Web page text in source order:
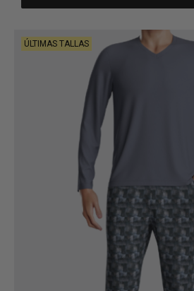
ÚLTIMAS TALLAS